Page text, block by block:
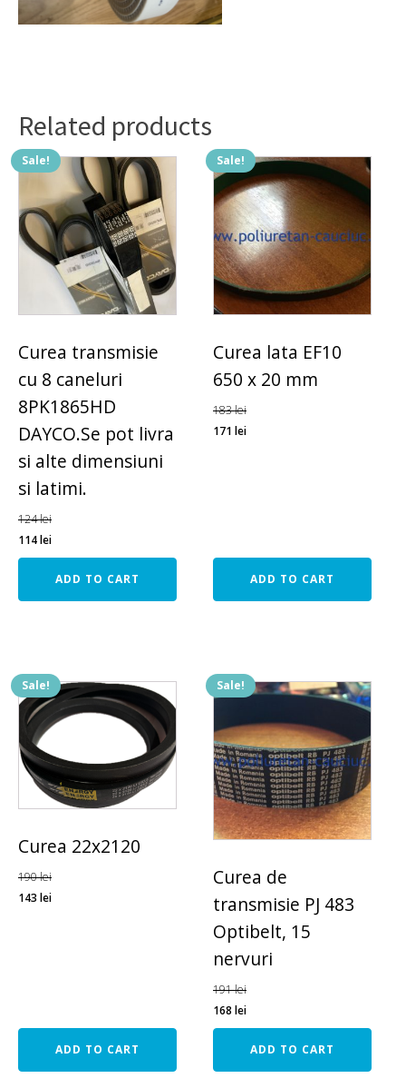
Related products
Sale!
Curea transmisie
cu 8 caneluri
8PK1865HD
DAYCO.Se pot livra
si alte dimensiuni
si latimi.
124lei
114lei
ADD TO CART
Sale!
Curea lata EF10
650 x 20 mm
183lei
171lei
ADD TO CART
Sale!
Curea 22x2120
190lei
143 lei
ADD TO CART
Sale!
Curea de
transmisie PJ 483
Optibelt, 15
nervuri
191lei
168lei
ADD TO CART